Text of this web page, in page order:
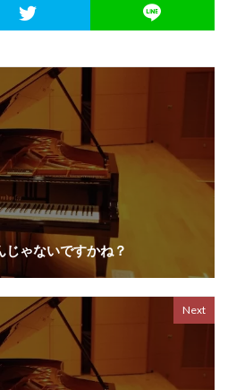
じゃないですかね？
Next